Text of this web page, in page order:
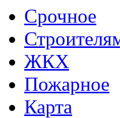
Cрочное
ЖКХ
Пожарное
Карта